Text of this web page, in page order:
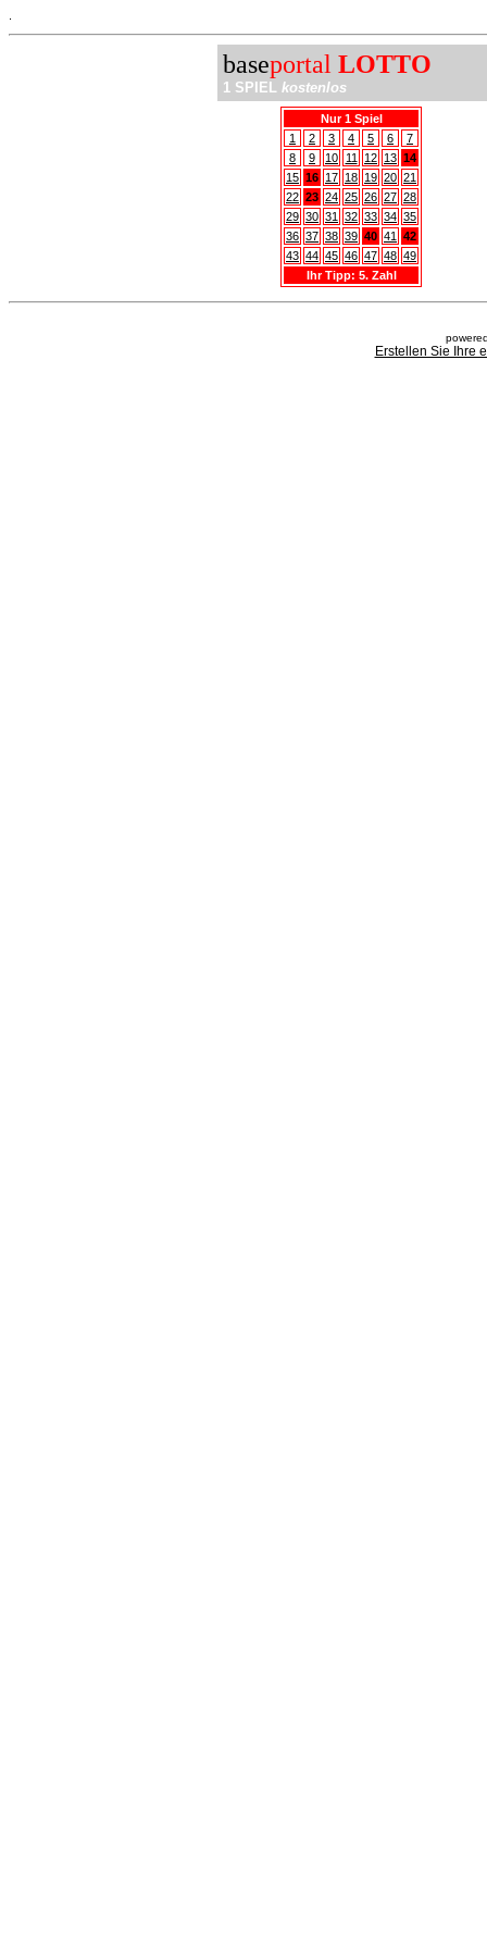
baseportal LOTTO
1 SPIEL kostenlos
Nur 1 Spiel
1
2 3 4 5 6
7
8
9 10 11 12 13 14
15 16 17 18 19 20 21
22 23 24 25 26 27 28
29 30 31 32 33 34 35
36 37 38 39 40 41
42
43 44 45 46 47 48 49
Ihr Tipp: 5. Zahl
Erstellen Sie Ihre